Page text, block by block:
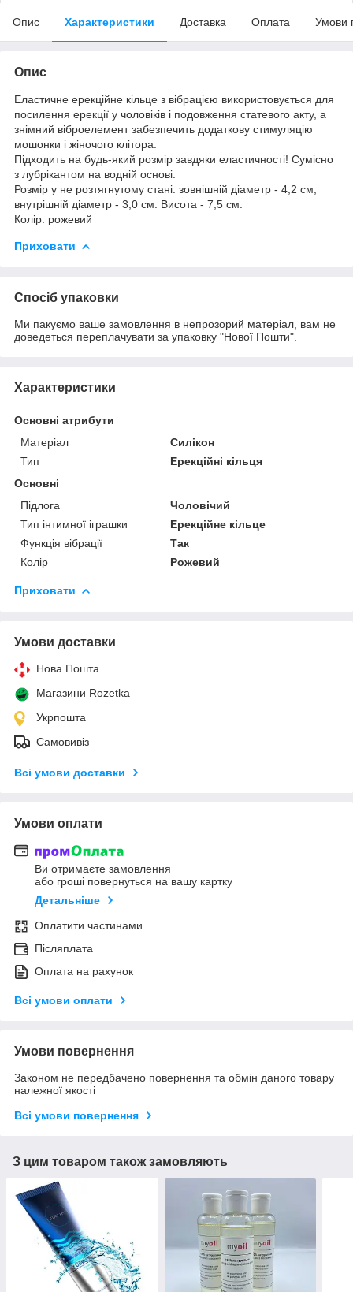
Опис Характеристики Доставка Оплата Умови
Опис
Еластичне ерекційне кільце з вібрацією використовується для
посилення ерекції у чоловіків і подовження статевого акту, а
знімний віброелемент забезпечить додаткову стимуляцію
мошонки і жіночого клітора.
Підходить на будь-який розмір завдяки еластичності! Сумісно
з лубрікантом на водній основі.
Розмір у не розтягнутому стані: зовнішній діаметр - 4,2 см,
внутрішній діаметр - 3,0 см. Висота - 7,5 см.
Колір: рожевий
Приховати
Спосіб упаковки
Ми пакуємо ваше замовлення в непрозорий матеріал, вам не
доведеться переплачувати за упаковку "Нової Пошти".
Характеристики
Основні атрибути
Матеріал
Силікон
Тип
Ерекційні кільця
Основні
Підлога
Чоловічий
Тип інтимної іграшки
Ерекційне кільце
Функція вібрації
Так
Колір
Рожевий
Приховати
Умови доставки
Нова Пошта
Магазини Rozetka
Укрпошта
Самовивіз
Всі умови доставки
Умови оплати
Ви отримаєте замовлення
або гроші повернуться на вашу картку
Детальніше
Оплатити частинами
Післяплата
Оплата на рахунок
Всі умови оплати
Умови повернення
Законом не передбачено повернення та обмін даного товару
належної якості
Всі умови повернення
З цим товаром також замовляють